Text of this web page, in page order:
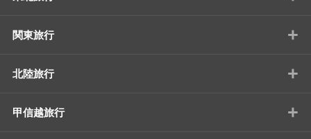
関東旅行 +
北陸旅行 +
甲信越旅行 +